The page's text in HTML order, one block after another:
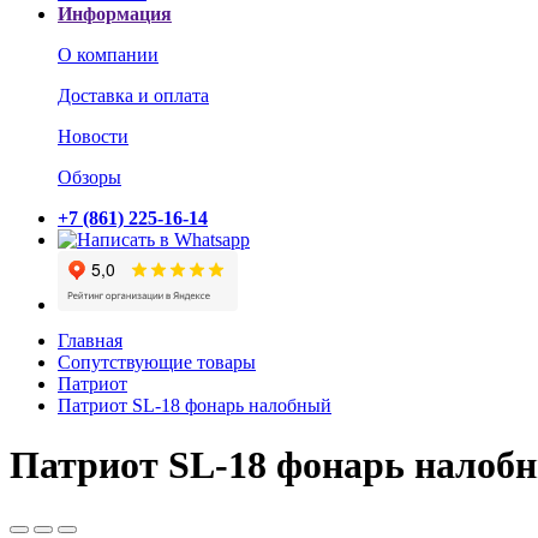
Информация
О компании
Доставка и оплата
Новости
Обзоры
+7 (861) 225-16-14
Главная
Сопутствующие товары
Патриот
Патриот SL-18 фонарь налобный
Патриот SL-18 фонарь